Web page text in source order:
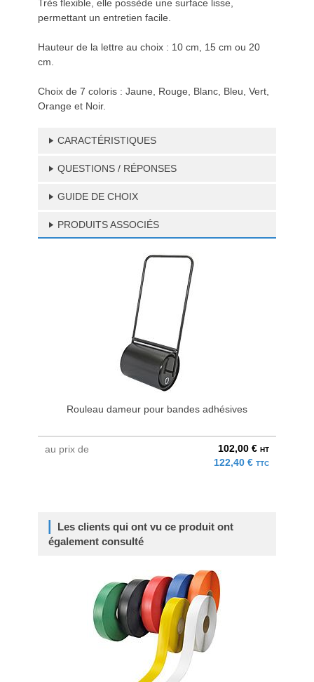
Très flexible, elle possède une surface lisse,
permettant un entretien facile.
Hauteur de la lettre au choix : 10 cm, 15 cm ou 20
cm.
Choix de 7 coloris : Jaune, Rouge, Blanc, Bleu, Vert,
Orange et Noir.
CARACTÉRISTIQUES
QUESTIONS / RÉPONSES
GUIDE DE CHOIX
PRODUITS ASSOCIÉS
Rouleau dameur pour bandes adhésives
au prix de 102,00 € HT
122,40 € TTC
Les clients qui ont vu ce produit ont
également consulté